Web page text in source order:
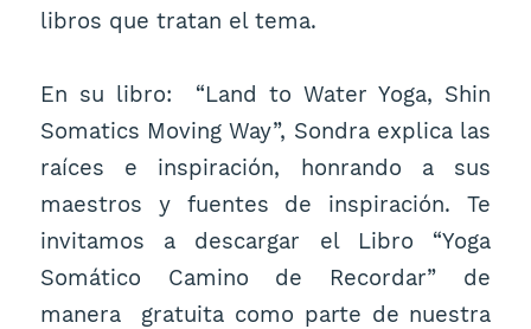
libros que tratan el tema.
En su libro: “Land to Water Yoga, Shin
Somatics Moving Way”, Sondra explica las
raíces e inspiración, honrando a sus
maestros y fuentes de inspiración. Te
invitamos a descargar el Libro “Yoga
Somático Camino de Recordar” de
manera gratuita como parte de nuestra